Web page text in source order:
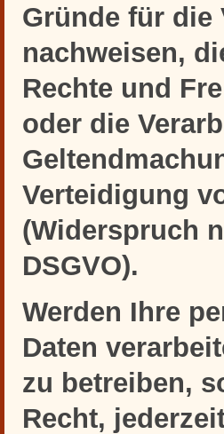
Gründe für die
nachweisen,
Rechte und
oder die
Verteidigung
(Widerspruch
DSGVO).
Werden Ihre
Daten
zu betreiben,
Recht,